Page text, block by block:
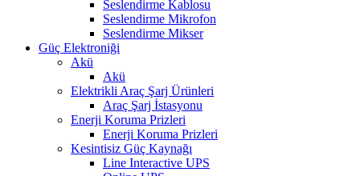
Seslendirme Kablosu
Seslendirme Mikrofon
Seslendirme Mikser
Güç Elektroniği
Akü
Akü
Elektrikli Araç Şarj Ürünleri
Araç Şarj İstasyonu
Enerji Koruma Prizleri
Enerji Koruma Prizleri
Kesintisiz Güç Kaynağı
Line Interactive UPS